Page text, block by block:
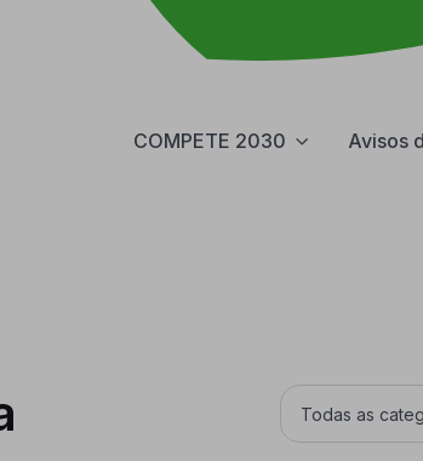
COMPETE 2030 Avisos